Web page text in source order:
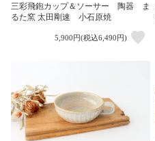
三彩飛鉋カップ＆ソーサー 陶器 ま
るた窯 太田剛速 小石原焼
5,900円(税込6,490円)